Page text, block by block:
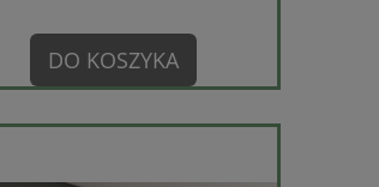
DO KOSZYKA